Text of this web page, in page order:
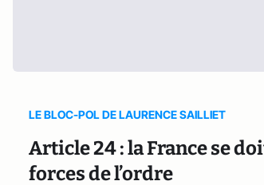
LE BLOC-POL DE LAURENCE SAILLIET
Article 24 : la France se
forces de l’ordre